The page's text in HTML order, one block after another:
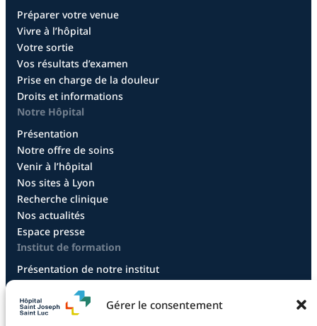
Gérer le consentement
Préparer votre venue
Vivre à l’hôpital
Votre sortie
Vos résultats d’examen
Prise en charge de la douleur
Droits et informations
Notre Hôpital
Présentation
Notre offre de soins
Venir à l’hôpital
Nos sites à Lyon
Recherche clinique
Nos actualités
Espace presse
Institut de formation
Présentation de notre institut
Diplôme aide-soignant
Diplôme aide-soignant en alternance